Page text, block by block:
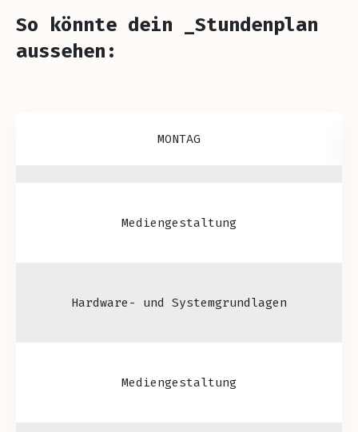
So könnte dein _Stundenplan
aussehen:
MONTAG
Mediengestaltung
Hardware- und Systemgrundlagen
Mediengestaltung